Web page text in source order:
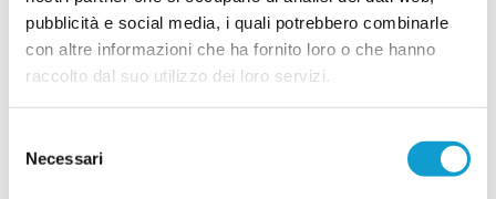
pubblicità e social media, i quali potrebbero combinarle
con altre informazioni che ha fornito loro o che hanno
raccolto dal suo utilizzo dei loro servizi.
delNecessari
L'FC Osimo 2011 aggiunge un nuovo tassello al
reparto arretrato con l'ingaggio del difensore
centrale Lorenzo Baccarini, classe 2003, reduce
Filottranes...leggi
Vai all'edizione provinciale